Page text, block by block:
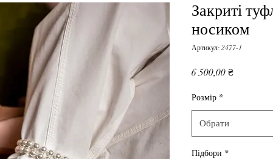
Закриті
носиком
Артикул: 2477-1
6 500,00 ₴Ціна
Розмір *
Обрати
Підбори *